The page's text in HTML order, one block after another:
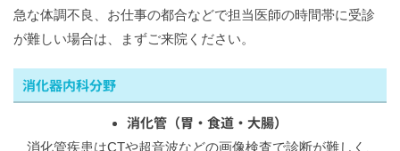
急な体調不良、お仕事の都合などで担当医師の時間帯に受診
が難しい場合は、まずご来院ください。
消化器内科分野
消化管（胃・食道・大腸）
消化管疾患はCTや超音波などの画像検査で診断が難しく、